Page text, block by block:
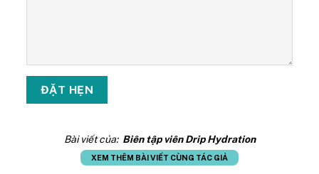
Bài viết của: Biên tập viên Drip Hydration
XEM THÊM BÀI VIẾT CÙNG TÁC GIẢ